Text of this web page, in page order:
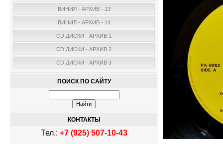
ВИНИЛ - АРХИВ - 13
ВИНИЛ - АРХИВ - 14
CD ДИСКИ - АРХИВ 1
CD ДИСКИ - АРХИВ 2
CD ДИСКИ - АРХИВ 3
ПОИСК ПО САЙТУ
КОНТАКТЫ
Тел.: +7 (925) 507-10-43